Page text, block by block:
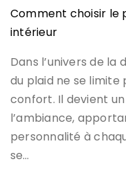
Comment choisir le
intérieur
Dans l’univers de
du plaid ne se limite
confort. Il devient
l’ambiance,
personnalité à
se…